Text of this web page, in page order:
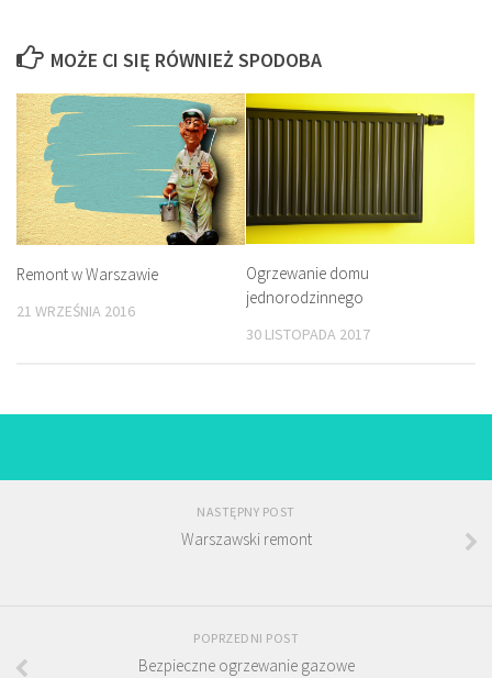
MOŻE CI SIĘ RÓWNIEŻ SPODOBA
Remont w Warszawie
21 WRZEŚNIA 2016
Ogrzewanie domu
jednorodzinnego
30 LISTOPADA 2017
NASTĘPNY POST
Warszawski remont
POPRZEDNI POST
Bezpieczne ogrzewanie gazowe